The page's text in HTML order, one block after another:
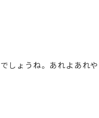
しょうね。あれよあれ